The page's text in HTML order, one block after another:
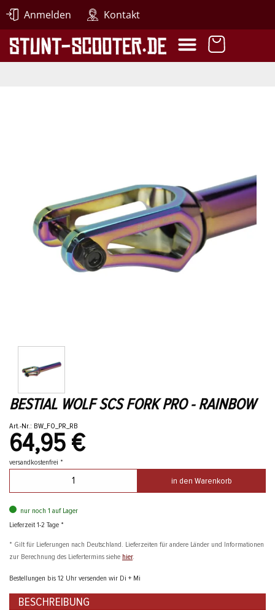
Anmelden Kontakt
BESTIAL WOLF SCS FORK PRO - RAINBOW
Art.-Nr.: BW_FO_PR_RB
64,95 €
versandkostenfrei *
in den Warenkorb
nur noch 1 auf Lager
Lieferzeit 1-2 Tage *
* Gilt für Lieferungen nach Deutschland. Lieferzeiten für andere Länder und Informationen
zur Berechnung des Liefertermins siehe hier.
Bestellungen bis 12 Uhr versenden wir Di + Mi
BESCHREIBUNG